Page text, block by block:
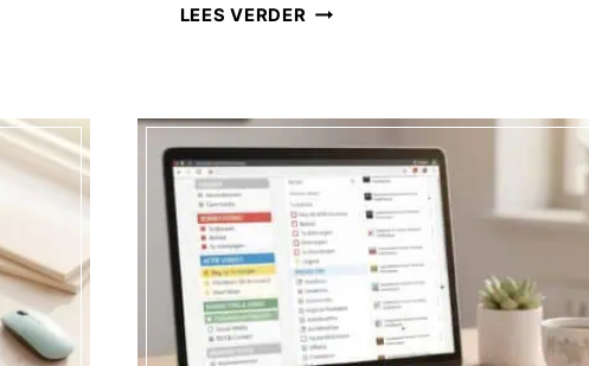
LEES VERDER WAAROM
ALS
JE
CONTENT
VRAAGT
(EN
WAAROM
NIEMAND
HET